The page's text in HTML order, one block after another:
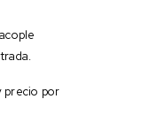
acople
precio por